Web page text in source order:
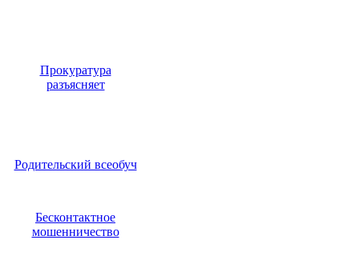
Прокуратура
разъясняет
Родительский всеобуч
Бесконтактное
мошенничество